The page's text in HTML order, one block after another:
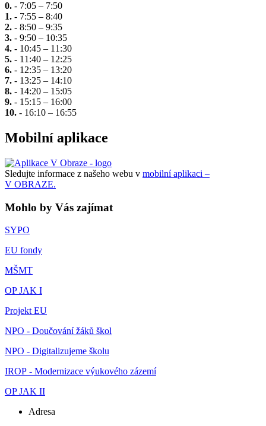
0. - 7:05 – 7:50
1. - 7:55 – 8:40
2. - 8:50 – 9:35
3. - 9:50 – 10:35
4. - 10:45 – 11:30
5. - 11:40 – 12:25
6. - 12:35 – 13:20
7. - 13:25 – 14:10
8. - 14:20 – 15:05
9. - 15:15 – 16:00
10. - 16:10 – 16:55
Mobilní aplikace
Sledujte informace z našeho webu v mobilní aplikaci –
V OBRAZE.
Mohlo by Vás zajímat
SYPO
EU fondy
MŠMT
OP JAK I
Projekt EU
NPO - Doučování žáků škol
NPO - Digitalizujeme školu
IROP - Modernizace výukového zázemí
OP JAK II
Adresa